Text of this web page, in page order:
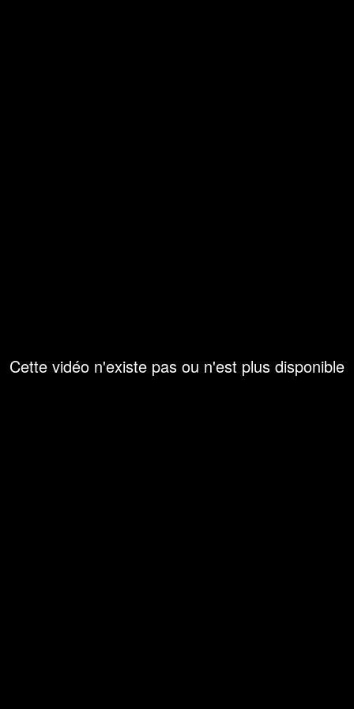
Cette vidéo n'existe pas ou n'est plus disponible